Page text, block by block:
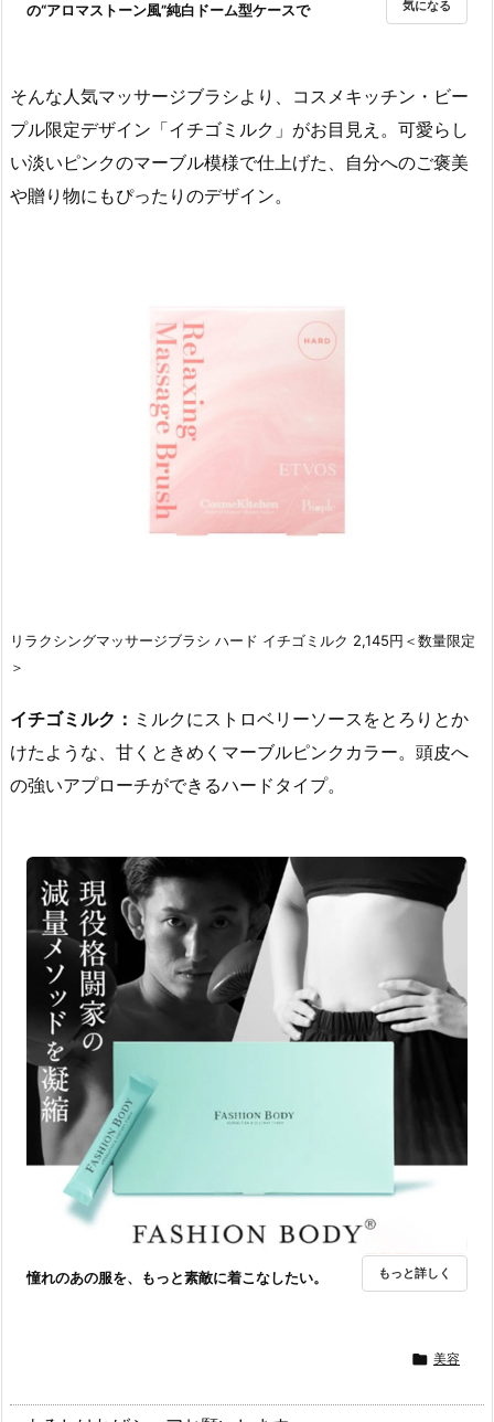
の“アロマストーン風”純白ドーム型ケースで
気になる
そんな人気マッサージブラシより、コスメキッチン・ビー
プル限定デザイン「イチゴミルク」がお目見え。可愛らし
い淡いピンクのマーブル模様で仕上げた、自分へのご褒美
や贈り物にもぴったりのデザイン。
リラクシングマッサージブラシ ハード イチゴミルク 2,145円＜数量限定
＞
イチゴミルク： ミルクにストロベリーソースをとろりとか
けたような、甘くときめくマーブルピンクカラー。頭皮へ
の強いアプローチができるハードタイプ。
憧れのあの服を、もっと素敵に着こなしたい。 もっと詳しく
 美容